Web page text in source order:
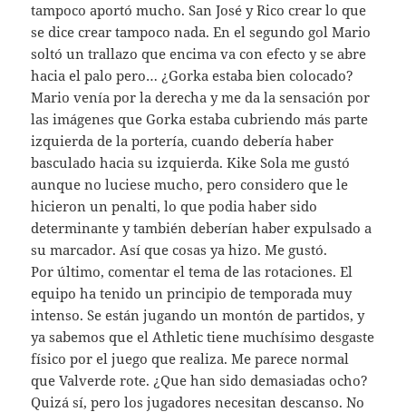
tampoco aportó mucho. San José y Rico crear lo que
se dice crear tampoco nada. En el segundo gol Mario
soltó un trallazo que encima va con efecto y se abre
hacia el palo pero… ¿Gorka estaba bien colocado?
Mario venía por la derecha y me da la sensación por
las imágenes que Gorka estaba cubriendo más parte
izquierda de la portería, cuando debería haber
basculado hacia su izquierda. Kike Sola me gustó
aunque no luciese mucho, pero considero que le
hicieron un penalti, lo que podia haber sido
determinante y también deberían haber expulsado a
su marcador. Así que cosas ya hizo. Me gustó.
Por último, comentar el tema de las rotaciones. El
equipo ha tenido un principio de temporada muy
intenso. Se están jugando un montón de partidos, y
ya sabemos que el Athletic tiene muchísimo desgaste
físico por el juego que realiza. Me parece normal
que Valverde rote. ¿Que han sido demasiadas ocho?
Quizá sí, pero los jugadores necesitan descanso. No